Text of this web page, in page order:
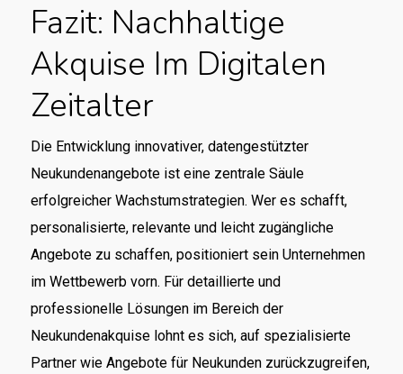
Fazit: Nachhaltige
Akquise Im Digitalen
Zeitalter
Die Entwicklung innovativer, datengestützter
Neukundenangebote ist eine zentrale Säule
erfolgreicher Wachstumstrategien. Wer es schafft,
personalisierte, relevante und leicht zugängliche
Angebote zu schaffen, positioniert sein Unternehmen
im Wettbewerb vorn. Für detaillierte und
professionelle Lösungen im Bereich der
Neukundenakquise lohnt es sich, auf spezialisierte
Partner wie Angebote für Neukunden zurückzugreifen,